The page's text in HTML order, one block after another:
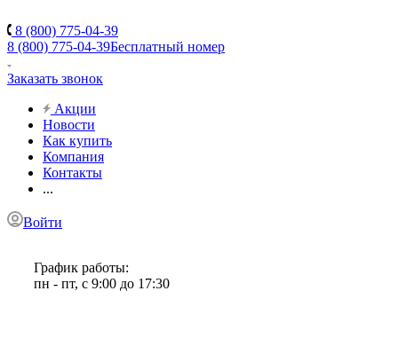
8 (800) 775-04-39
8 (800) 775-04-39Бесплатный номер
Заказать звонок
Акции
Новости
Как купить
Компания
Контакты
...
Войти
График работы:
пн - пт, с 9:00 до 17:30